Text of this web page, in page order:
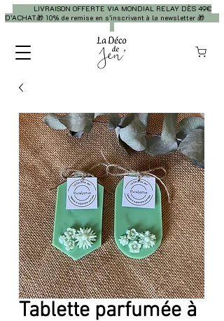
LIVRAISON OFFERTE VIA MONDIAL RELAY DÈS 49€
D’ACHAT🎁 10% de remise en s’inscrivant à la newsletter 🎁
Tablette parfumée à